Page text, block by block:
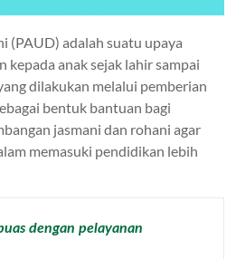
(PAUD) adalah suatu upaya
kepada anak sejak lahir sampai
dilakukan melalui pemberian
bentuk bantuan bagi
jasmani dan rohani agar
memasuki pendidikan lebih
dengan pelayanan